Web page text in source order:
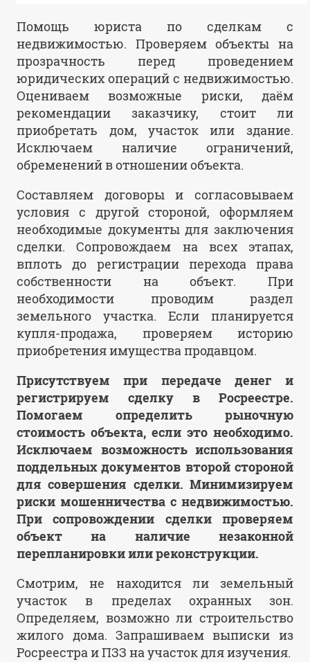
Помощь юриста по сделкам с
недвижимостью. Проверяем объекты на
прозрачность перед проведением
юридических операций с недвижимостью.
Оцениваем возможные риски, даём
рекомендации заказчику, стоит ли
приобретать дом, участок или здание.
Исключаем наличие ограничений,
обременений в отношении объекта.
Составляем договоры и согласовываем
условия с другой стороной, оформляем
необходимые документы для заключения
сделки. Сопровождаем на всех этапах,
вплоть до регистрации перехода права
собственности на объект. При
необходимости проводим раздел
земельного участка. Если планируется
купля-продажа, проверяем историю
приобретения имущества продавцом.
Присутствуем при передаче денег и
регистрируем сделку в Росреестре.
Помогаем определить рыночную
стоимость объекта, если это необходимо.
Исключаем возможность использования
поддельных документов второй стороной
для совершения сделки. Минимизируем
риски мошенничества с недвижимостью.
При сопровождении сделки проверяем
объект на наличие незаконной
перепланировки или реконструкции.
Смотрим, не находится ли земельный
участок в пределах охранных зон.
Определяем, возможно ли строительство
жилого дома. Запрашиваем выписки из
Росреестра и ПЗЗ на участок для изучения.